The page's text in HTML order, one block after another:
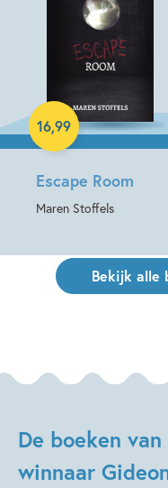
Escape Room
Maren Stoffels
16,99
Bekijk alle
De boeken
winnaar